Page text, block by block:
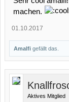
machen.
01.10.2017
Amalfi gefällt das.
Aktives Mitglied